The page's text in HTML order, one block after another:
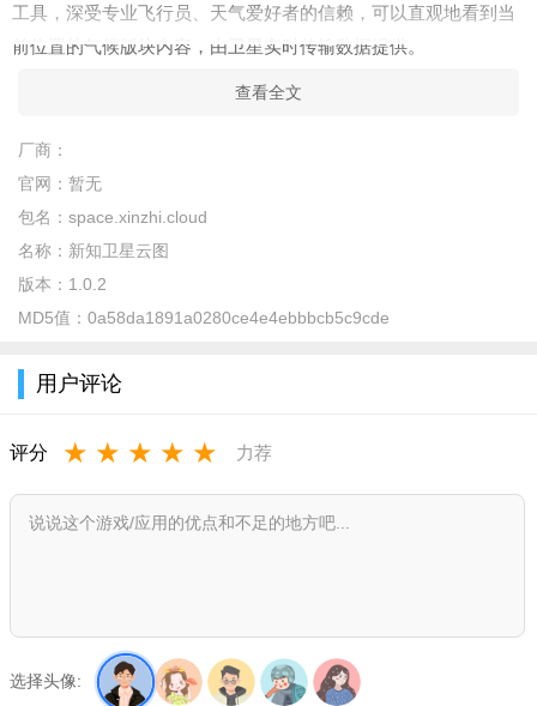
工具，深受专业飞行员、天气爱好者的信赖，可以直观地看到当
前位置的气候版块内容，由卫星实时传输数据提供。
新知卫星云图高清最新版特色
在线监测台风和云图的软件，给人感觉还是相当的赞的，在
线观察各种各样的天气情况，都是很准确的。
可以提前14预测风，云，温度，压力和波浪的动画地图，出
行旅游、户外工作的朋友都可以参考这里的天气，提起做好准
新知卫星云图高清最新版功能
1、界面精美：百万张城市美景、自然风光和女神萌宠背景
2、操作方便：上下滑动的操作方式，可更快速更便捷的查看
新知卫星云图app，一个动态的卫星云图显示软件，能实时查
看目标区域的天气数据，包含雨雪冰雹展示，气压，温度，湿
查看全文
厂商：
官网： 暂无
包名： space.xinzhi.cloud
名称： 新知卫星云图
版本： 1.0.2
MD5值： 0a58da1891a0280ce4e4ebbbcb5c9cde
用户评论
评分 ★ ★ ★ ★ ★ 力荐
选择头像: